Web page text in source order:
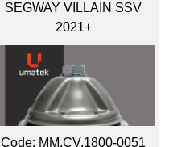
SEGWAY VILLAIN SSV
2021+
Code: MM.CV.1800-0051